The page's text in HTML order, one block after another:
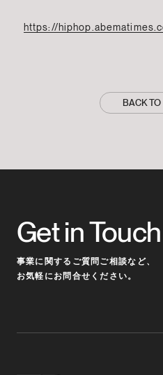
https://
BACK
Get in Touch
事業に関するご質問ご相談など、
お気軽にお問合せください。